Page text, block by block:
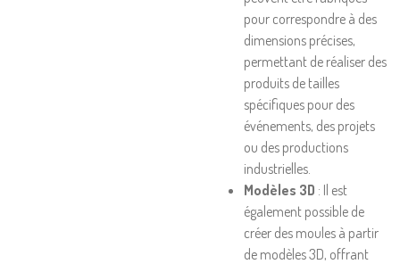
pour correspondre à des
dimensions précises,
permettant de réaliser des
produits de tailles
spécifiques pour des
événements, des projets
ou des productions
industrielles.
Modèles 3D : Il est
également possible de
créer des moules à partir
de modèles 3D, offrant